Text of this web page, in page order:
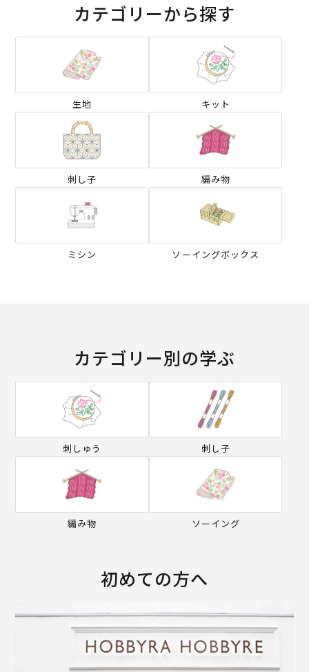
カテゴリーから探す
生地 キット
刺し子 編み物
ミシン ソーイングボックス
カテゴリー別の学ぶ
刺しゅう 刺し子
編み物 ソーイング
初めての方へ